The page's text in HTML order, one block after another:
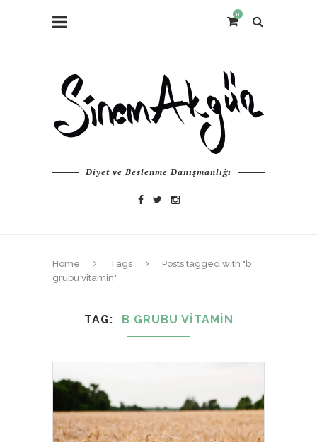
0
Diyet ve Beslenme Danışmanlığı
Home Tags
Posts tagged with "b
grubu vitamin"
TAG B GRUBU VITAMIN